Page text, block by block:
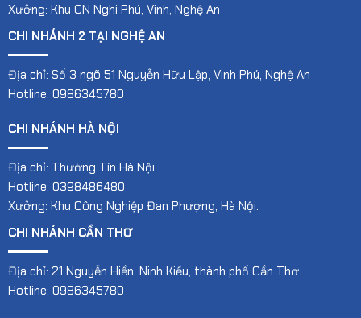
Xưởng: Khu CN Nghi Phú, Vinh, Nghệ An
CHI NHÁNH 2 TẠI NGHỆ AN
Địa chỉ: Số 3 ngõ 51 Nguyễn Hữu Lập, Vinh Phú, Nghệ An
Hotline: 0986345780
CHI NHÁNH HÀ NỘI
Địa chỉ: Thường Tín Hà Nội
Hotline: 0398486480
Xưởng: Khu Công Nghiệp Đan Phượng, Hà Nội.
CHI NHÁNH CẦN THƠ
Địa chỉ: 21 Nguyễn Hiền, Ninh Kiều, thành phố Cần Thơ
Hotline: 0986345780